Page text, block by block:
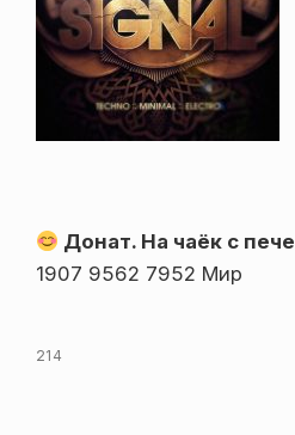
Донат. На чаёк с
1907 9562 7952 Мир
214